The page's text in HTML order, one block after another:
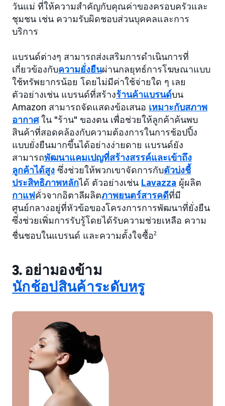
วันแม่ ที่ให้ความสำคัญกับคุณค่าของครอบครัวและ
ชุมชน เช่น ความรับผิดชอบส่วนบุคคลและการ
บริการ
แบรนด์ต่างๆ สามารถส่งเสริมการดำเนินการที่
เกี่ยวข้องกับความยั่งยืนผ่านกลยุทธ์การโฆษณาแบบ
ใช้ทรัพยากรน้อย โดยไม่มีค่าใช้จ่ายใด ๆ เลย
ตัวอย่างเช่น แบรนด์ที่สร้างร้านค้าแบรนด์บน
Amazon สามารถจัดแสดงข้อเสนอ เหมาะกับสภาพ
อากาศใน "ร้าน" ของตน เพื่อช่วยให้ลูกค้าค้นพบ
สินค้าที่สอดคล้องกับความต้องการในการช้อปปิ้ง
แบบยั่งยืนมากขึ้นได้อย่างง่ายดาย แบรนด์ยัง
สามารถพัฒนาแคมเปญที่สร้างสรรค์และเข้าถึง
ลูกค้าได้สูง ซึ่งช่วยให้พวกเขาจัดการกับตัวบ่งชี้
ประสิทธิภาพหลักได้ ตัวอย่างเช่น Lavazza ผู้ผลิต
กาแฟคั่วจากอิตาลีผลิตภาพยนตร์สารคดีที่มี
ศูนย์กลางอยู่ที่หัวข้อของโครงการการพัฒนาที่ยั่งยืน
ซึ่งช่วยเพิ่มการรับรู้โดยได้รับความช่วยเหลือ ความ
ชื่นชอบในแบรนด์ และความตั้งใจซื้อ2
3. อย่ามองข้าม
นักช้อปสินค้าระดับหรู